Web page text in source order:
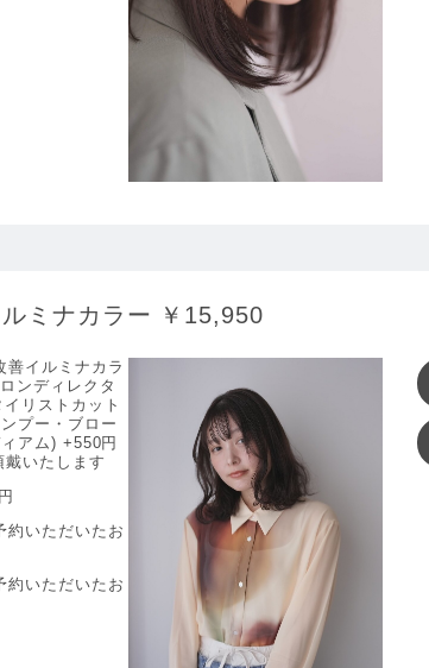
ミナカラー ￥15,950
善イルミナカラ
ンディレクタ
リストカット
プー・ブロー
アム) +550円
いたします
約いただいたお
約いただいたお